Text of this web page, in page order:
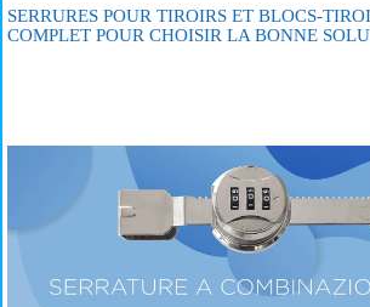
SERRURES POUR TIROIRS ET BLOCS-
COMPLET POUR CHOISIR LA BONNE